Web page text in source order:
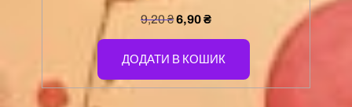
9,20₴6,90₴
ДОДАТИ В КОШИК